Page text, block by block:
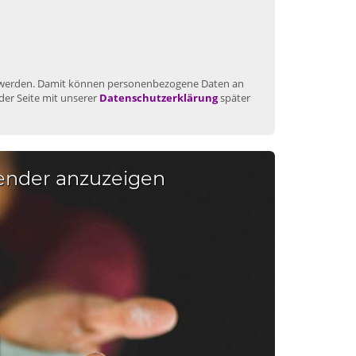
Damit können personenbezogene Daten an
Seite mit unserer Datenschutzerklärungspäter
anzuzeigen